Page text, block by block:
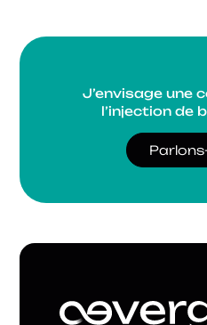
J’envisage une
l’injection de